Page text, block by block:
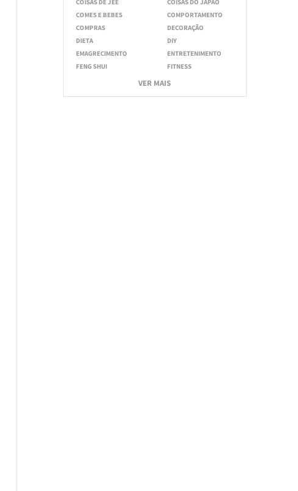
COMES E BEBES
COMPORTAMENTO
COMPRAS
DECORAÇÃO
DIETA
DIY
EMAGRECIMENTO
ENTRETENIMENTO
FENG SHUI
FITNESS
VER MAIS